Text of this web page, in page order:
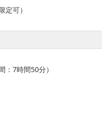
可）
7時間50分）